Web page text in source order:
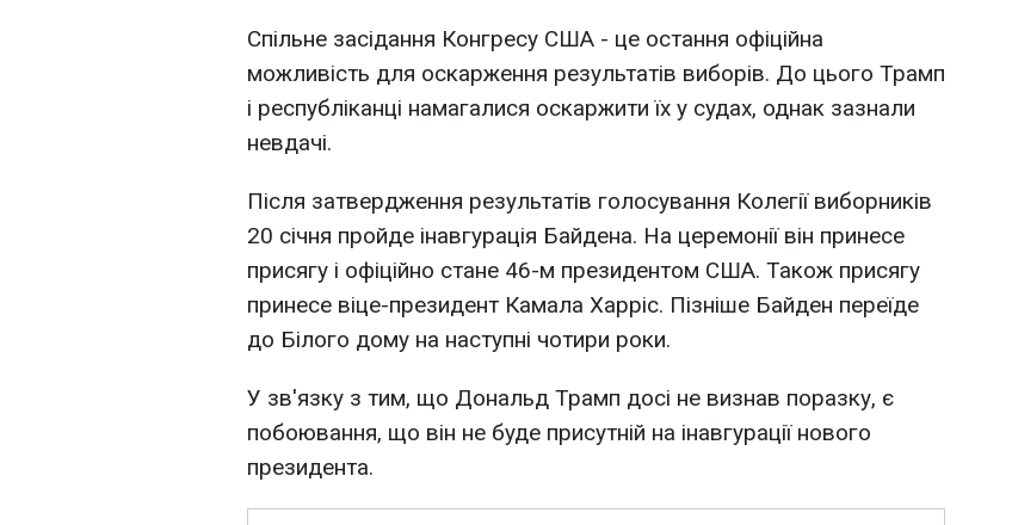
Спільне засідання Конгресу США - це остання офіційна
можливість для оскарження результатів виборів. До цього Трамп
і республіканці намагалися оскаржити їх у судах, однак зазнали
невдачі.
Після затвердження результатів голосування Колегії виборників
20 січня пройде інавгурація Байдена. На церемонії він принесе
присягу і офіційно стане 46-м президентом США. Також присягу
принесе віце-президент Камала Харріс. Пізніше Байден переїде
до Білого дому на наступні чотири роки.
У зв'язку з тим, що Дональд Трамп досі не визнав поразку, є
побоювання, що він не буде присутній на інавгурації нового
президента.